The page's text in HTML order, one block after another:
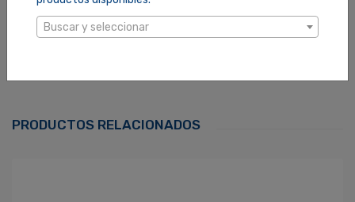
Buscar y seleccionar
de la superficie como porosidad textura del color
seleccionado, así como el equipo de aplicación utilizado
PRODUCTOS RELACIONADOS